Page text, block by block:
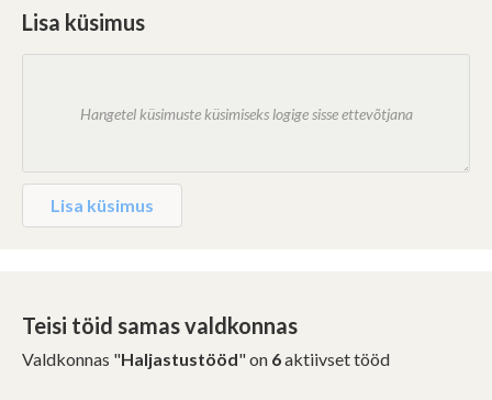
Lisa küsimus
Lisa küsimus
Teisi töid samas valdkonnas
Valdkonnas "Haljastustööd" on 6aktiivset tööd
Vestlus hanke korraldaja ja
Pakkuja saab hanke korraldajaga
vestlust alustada kuni võitja
valikuni.
tehisintellektil põhinev abiline, mis
toetab tellijaid ja teostajaid
keskkonna lihtsamal ja sujuvamal
Sulge teade